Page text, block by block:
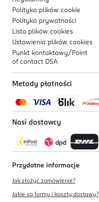
Polityka plików cookie
Polityka prywatności
Lista plików cookies
Ustawienia plików cookies
Punkt kontaktowy/ Point
of contact DSA
Metody płatności
Nasi dostawcy
Przydatne informacje
Jak złożyć zamówienie?
Jakie są formy i koszty dostawy?